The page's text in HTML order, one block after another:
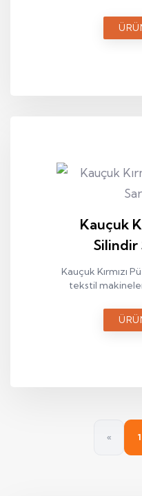
teknik bir
Kauçuk
Silindir
Kauçuk Kırmızı
tekstil
sağlayan
« 1